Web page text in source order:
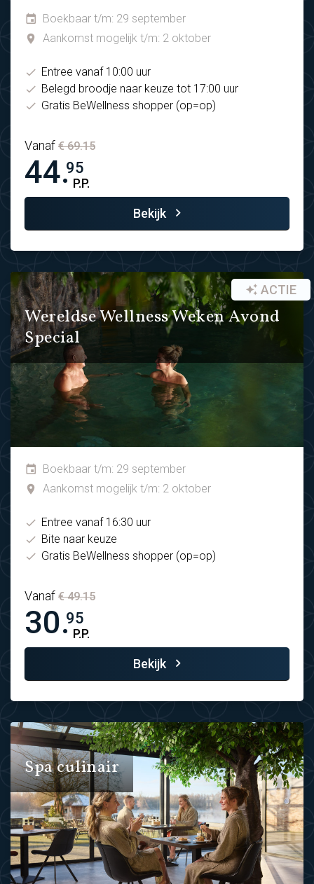
Boekbaar t/m: 29 september
Aankomst mogelijk t/m: 2 oktober
Entree vanaf 10:00 uur
Belegd broodje naar keuze tot 17:00 uur
Gratis BeWellness shopper (op=op)
Vanaf € 69.15
44.95
P.P.
Bekijk
Wereldse Wellness Weken Avond
Special
ACTIE
Boekbaar t/m: 29 september
Aankomst mogelijk t/m: 2 oktober
Entree vanaf 16:30 uur
Bite naar keuze
Gratis BeWellness shopper (op=op)
Vanaf € 49.15
30.95
P.P.
Bekijk
Spa culinair